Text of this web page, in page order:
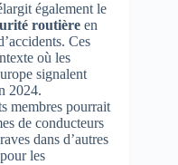
également le
routière en
Ces
où les
signalent
2024.
membres pourrait
de conducteurs
dans d’autres
les